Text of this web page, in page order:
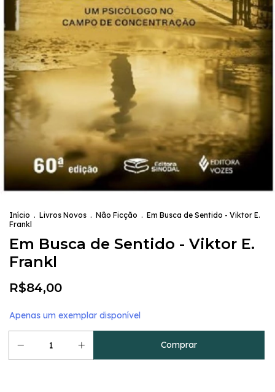
Início . Livros Novos . Não Ficção . Em Busca de Sentido - Viktor E.
Frankl
Em Busca de Sentido - Viktor E.
Frankl
R$84,00
Apenas um exemplar disponível